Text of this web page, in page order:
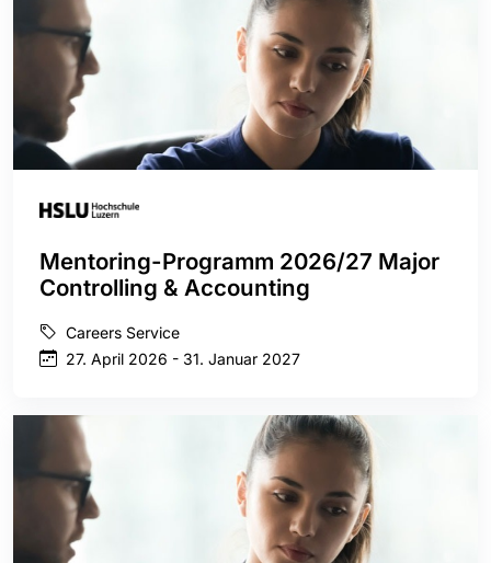
Mentoring-Programm 2026/27 Major
Controlling & Accounting
Careers Service
27. April 2026 - 31. Januar 2027